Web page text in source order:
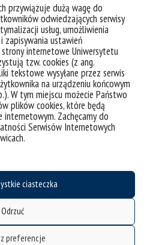
przywiązuje dużą wagę do
odwiedzających serwisy
usług, umożliwienia
zapisywania ustawień
internetowe Uniwersytetu
tzw. cookies (z ang.
tekstowe wysyłane przez serwis
na urządzeniu końcowym
W tym miejscu możecie Państwo
plików cookies, które będą
Zachęcamy do
Serwisów Internetowych
ciasteczka
Odrzuć
preferencje